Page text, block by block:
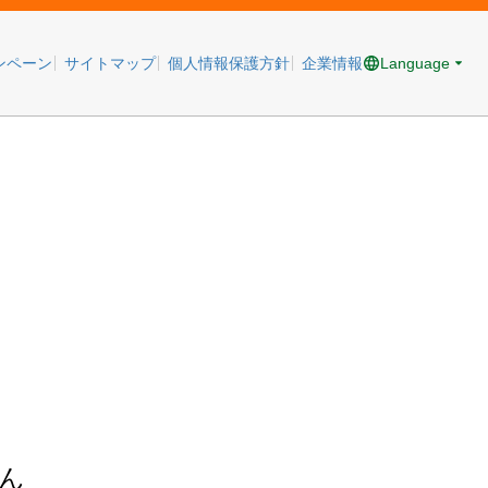
ペーン サイトマップ 個人情報保護方針 企業情報 Language